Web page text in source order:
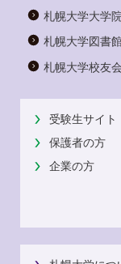
札幌大学大学院
札幌大学図書
札幌大学校友会
受験生サイト
保護者の方
企業の方